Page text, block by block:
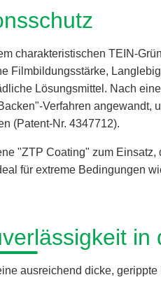
charakteristischen TEIN-
Filmbildungsstärke,
Lösungsmittel. Nach
Verfahren angewandt,
(Patent-Nr. 4347712).
"ZTP Coating" zum Einsatz,
für extreme Bedingungen
in
ausreichend dicke, gerippte